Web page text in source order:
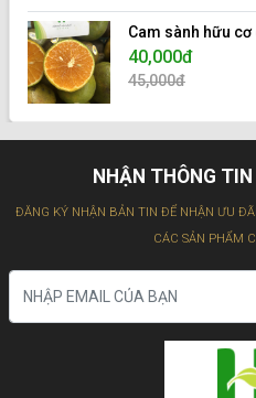
Cam sành hữu cơ
40,000đ
45,000đ
NHẬN THÔNG
ĐĂNG KÝ NHẬN BẢN TIN ĐỂ NHẬN ƯU
CÁC SẢN PHẨM